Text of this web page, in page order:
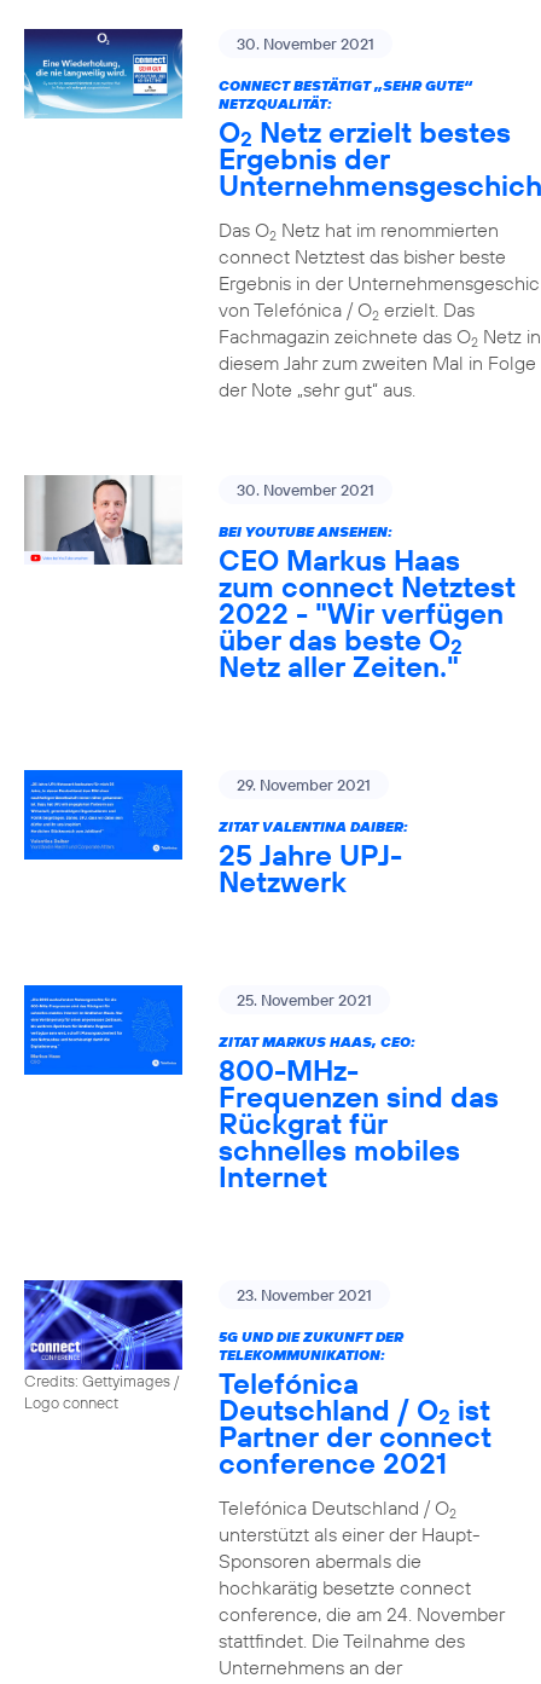
30. November 2021
CONNECT BESTÄTIGT „SEHR GUTE“
NETZQUALITÄT:
O2 Netz erzielt bestes
Ergebnis der
Das O2Netz hat im renommierten
connect Netztest das bisher beste
Ergebnis in der
von Telefónica / O2erzielt. Das
Fachmagazin zeichnete das O2Netz in
diesem Jahr zum zweiten Mal in Folge
der Note „sehr gut“ aus.
30. November 2021
BEI YOUTUBE ANSEHEN:
CEO Markus Haas
zum connect Netztest
2022 - "Wir verfügen
über das beste O2
Netz aller Zeiten."
29. November 2021
ZITAT VALENTINA DAIBER:
25 Jahre UPJ-
Netzwerk
25. November 2021
ZITAT MARKUS HAAS, CEO:
800-MHz-
Frequenzen sind das
Rückgrat für
schnelles mobiles
Internet
Credits: Gettyimages /
Logo connect
23. November 2021
5G UND DIE ZUKUNFT DER
TELEKOMMUNIKATION:
Telefónica
Deutschland / O2 ist
Partner der connect
conference 2021
Telefónica Deutschland / O2
unterstützt als einer der Haupt-
Sponsoren abermals die
hochkarätig besetzte connect
conference, die am 24. November
stattfindet. Die Teilnahme des
Unternehmens an der